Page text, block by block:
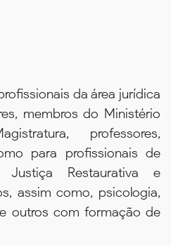
da área jurídica
membros do Ministério
professores,
para profissionais de
Restaurativa e
assim como, psicologia,
outros com formação de